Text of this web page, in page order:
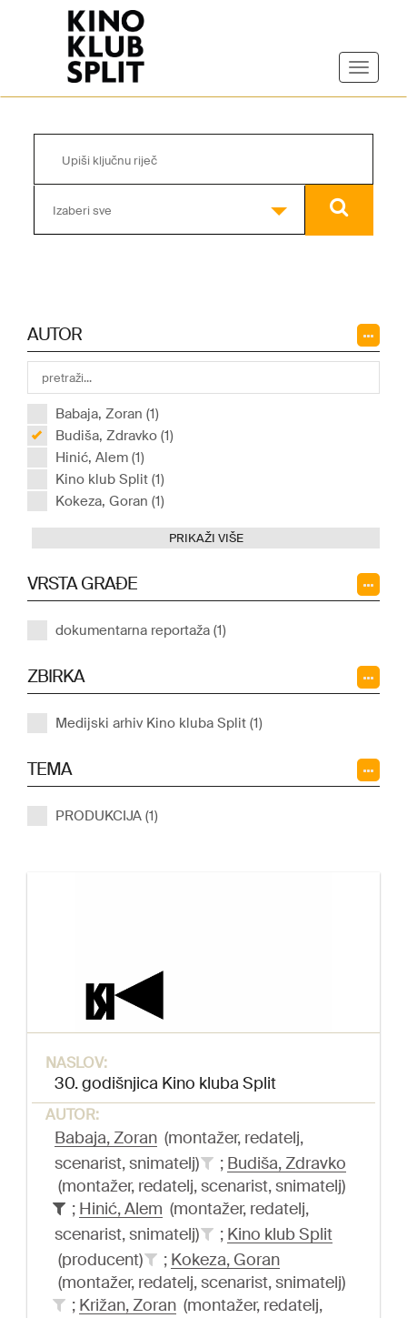
Izaberi sve
AUTOR
Babaja, Zoran (1)
Budiša, Zdravko (1)
Hinić, Alem (1)
Kino klub Split (1)
Kokeza, Goran (1)
PRIKAŽI VIŠE
VRSTA GRAĐE
dokumentarna reportaža (1)
ZBIRKA
Medijski arhiv Kino kluba Split (1)
TEMA
PRODUKCIJA (1)
NASLOV:
30. godišnjica Kino kluba Split
AUTOR:
Babaja, Zoran (montažer, redatelj,
scenarist, snimatelj)
; Budiša, Zdravko
(montažer, redatelj, scenarist, snimatelj)
; Hinić, Alem (montažer, redatelj,
scenarist, snimatelj)
; Kino klub Split
(producent)
; Kokeza, Goran
(montažer, redatelj, scenarist, snimatelj)
; Križan, Zoran (montažer, redatelj,